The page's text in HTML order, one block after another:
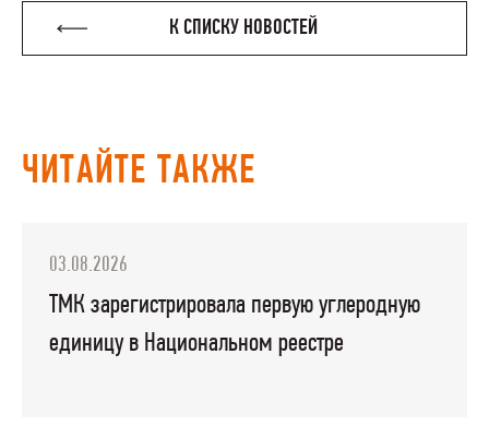
К СПИСКУ НОВОСТЕЙ
ЧИТАЙТЕ ТАКЖЕ
03.08.2026
ТМК зарегистрировала первую углеродную
единицу в Национальном реестре